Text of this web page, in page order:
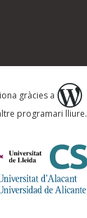
*
gràcies a
programari lliure.